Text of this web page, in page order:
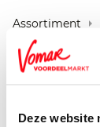
Deze website
Pincode
Persoonlijk
Assortiment
Bio+